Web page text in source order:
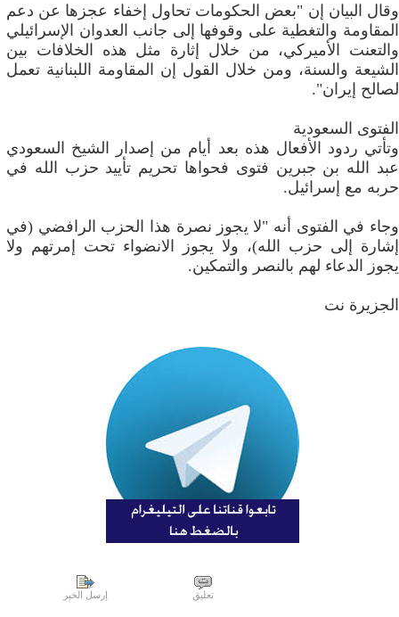
وقال البيان إن "بعض الحكومات تحاول إخفاء عجزها عن دعم
المقاومة والتغطية على وقوفها إلى جانب العدوان الإسرائيلي
والتعنت الأميركي، من خلال إثارة مثل هذه الخلافات بين
الشيعة والسنة، ومن خلال القول إن المقاومة اللبنانية تعمل
لصالح إيران".
الفتوى السعودية
وتأتي ردود الأفعال هذه بعد أيام من إصدار الشيخ السعودي
عبد الله بن جبرين فتوى فحواها تحريم تأييد حزب الله في
حربه مع إسرائيل.
وجاء في الفتوى أنه "لا يجوز نصرة هذا الحزب الرافضي (في
إشارة إلى حزب الله)، ولا يجوز الانضواء تحت إمرتهم ولا
يجوز الدعاء لهم بالنصر والتمكين.
الجزيرة نت
تعليق إرسل الخبر